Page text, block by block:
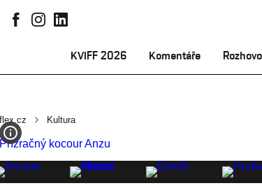
KVIFF 2026 Komentáře
Kultura